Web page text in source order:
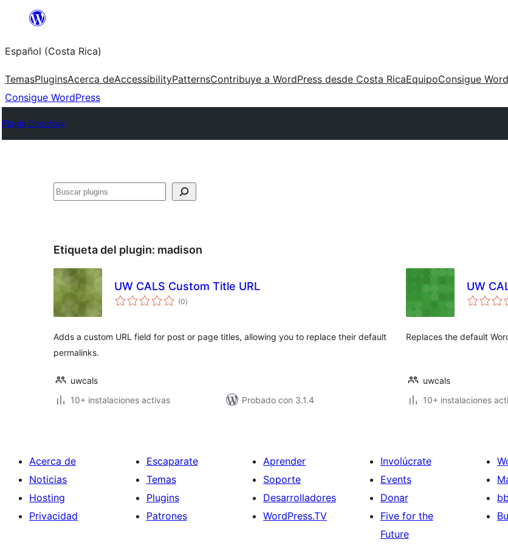
Saltar
contenido
Español (Costa Rica)
TemasPluginsAcerca deAccessibilityPatternsContribuye a WordPress desde Costa RicaEquipoConsigue
Consigue WordPress
Plugin Directory
Buscar
Etiqueta del plugin: madison
UW CALS Custom Title URL
(0total
de
)
Adds a custom URL field for post or page titles, allowing you to replace their default
permalinks.
uwcals
10+ instalaciones activas
Probado con 3.1.4
UW
Replaces the default
uwcals
10+ instalaciones
Acerca de
Noticias
Hosting
Privacidad
Escaparate
Temas
Plugins
Patrones
Aprender
Soporte
Desarrolladores
WordPress.TV
Involúcrate
Events
Donar
Five for the
Future